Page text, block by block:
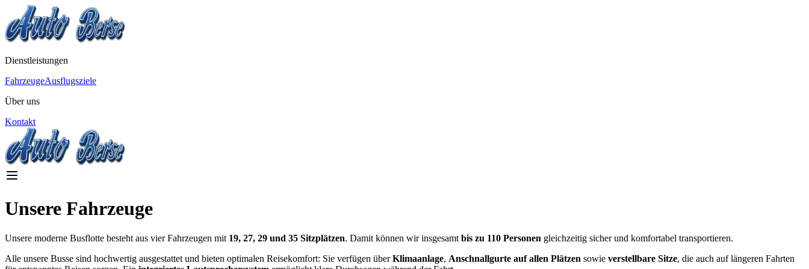
Dienstleistungen
FahrzeugeAusflugsziele
Über uns
Kontakt
Unsere Fahrzeuge
Unsere moderne Busflotte besteht aus vier Fahrzeugen mit 19, 27, 29 und 35 Sitzplätzen. Damit können wir insgesamt bis zu 110 Personen gleichzeitig sicher und komfortabel transportieren.
Alle unsere Busse sind hochwertig ausgestattet und bieten optimalen Reisekomfort: Sie verfügen überKlimaanlage, Anschnallgurte auf allen Plätzen sowie verstellbare Sitze, die auch auf längeren Fahrten